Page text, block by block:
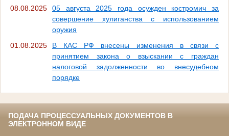
08.08.2025
05 августа 2025 года осужден костромич за
совершение хулиганства с использованием
оружия
01.08.2025
В КАС РФ внесены изменения в связи с
принятием закона о взыскании с граждан
налоговой задолженности во внесудебном
порядке
ПОДАЧА ПРОЦЕССУАЛЬНЫХ ДОКУМЕНТОВ В
ЭЛЕКТРОННОМ ВИДЕ